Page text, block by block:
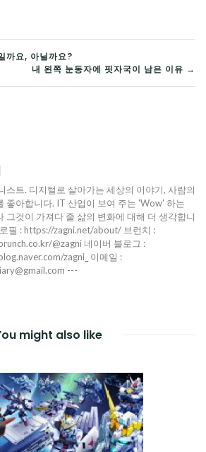
까요, 아닐까요?
내 왼쪽 눈동자에 핏자국이 남은 이유 →
스트. 디지털로 살아가는 세상의 이야기, 사람의
좋아합니다. IT 산업이 보여 주는 'Wow' 하는
그것이 가져다 줄 삶의 변화에 대해 더 생각합니
필 : https://zagni.net/about/ 브런치 :
@zagni 네이버 블로그 :
zagni_ 이메일 :
---
might also like